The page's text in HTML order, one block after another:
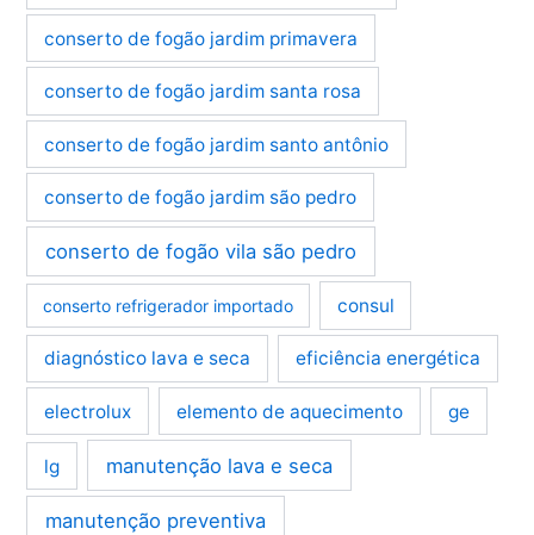
conserto de fogão jardim primavera
conserto de fogão jardim santa rosa
conserto de fogão jardim santo antônio
conserto de fogão jardim são pedro
conserto de fogão vila são pedro
conserto refrigerador importado consul
diagnóstico lava e seca eficiência energética
electrolux elemento de aquecimento ge
lg manutenção lava e seca
manutenção preventiva